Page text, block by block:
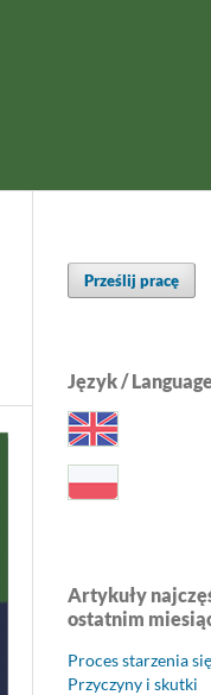
Prześlij pracę
Język /
Artykuły
ostatnim
Proces starzenia
Przyczyny i skutki